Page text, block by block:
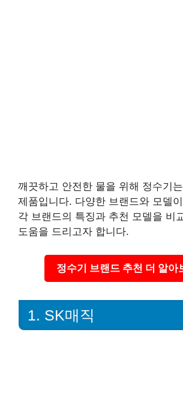
깨끗하고 안전한 물을 위해 정수기
제품입니다. 다양한 브랜드와 모델
각 브랜드의 특징과 추천 모델을 비
도움을 드리고자 합니다.
정수기 브랜드 추천 더 알아
1. SK매직